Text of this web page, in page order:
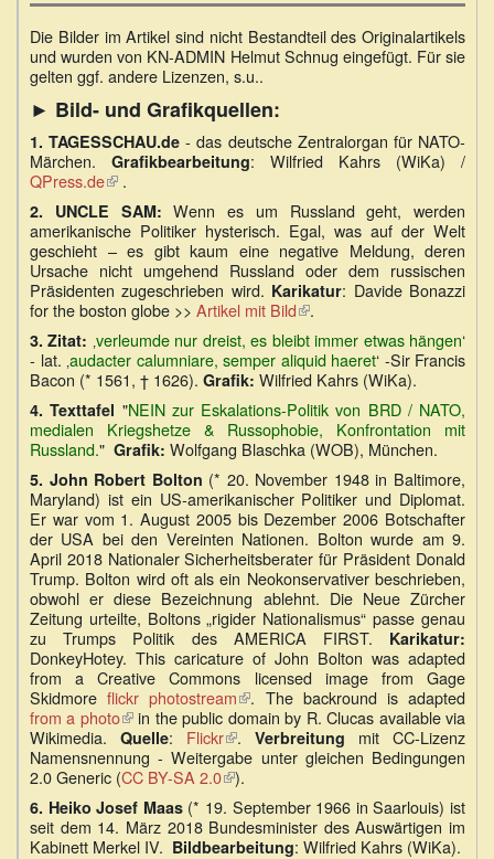
Die Bilder im Artikel sind nicht Bestandteil des Originalartikels
und wurden von KN-ADMIN Helmut Schnug eingefügt. Für sie
gelten ggf. andere Lizenzen, s.u..
► Bild- und Grafikquellen:
1. TAGESSCHAU.de - das deutsche Zentralorgan für NATO-
Märchen. Grafikbearbeitung: Wilfried Kahrs (WiKa) /
QPress.de(Link
ist
extern)
.
2. UNCLE SAM: Wenn es um Russland geht, werden
amerikanische Politiker hysterisch. Egal, was auf der Welt
geschieht – es gibt kaum eine negative Meldung, deren
Ursache nicht umgehend Russland oder dem russischen
Präsidenten zugeschrieben wird. Karikatur: Davide Bonazzi
for the boston globe >> Artikel mit Bild(Link
ist
extern)
.
3. Zitat: verleumde nur dreist, es bleibt immer etwas hängen‘
- lat. ‚ audacter calumniare, semper aliquid haeret‘ -Sir Francis
Bacon (* 1561, † 1626). Grafik: Wilfried Kahrs (WiKa).
4. Texttafel "NEIN zur Eskalations-Politik von BRD / NATO,
medialen Kriegshetze & Russophobie, Konfrontation mit
Russland." Grafik: Wolfgang Blaschka (WOB), München.
5. John Robert Bolton (* 20. November 1948 in Baltimore,
Maryland) ist ein US-amerikanischer Politiker und Diplomat.
Er war vom 1. August 2005 bis Dezember 2006 Botschafter
der USA bei den Vereinten Nationen. Bolton wurde am 9.
April 2018 Nationaler Sicherheitsberater für Präsident Donald
Trump. Bolton wird oft als ein Neokonservativer beschrieben,
obwohl er diese Bezeichnung ablehnt. Die Neue Zürcher
Zeitung urteilte, Boltons „rigider Nationalismus“ passe genau
zu Trumps Politik des AMERICA FIRST. Karikatur:
DonkeyHotey. This caricature of John Bolton was adapted
from a Creative Commons licensed image from Gage
Skidmoreflickr photostream(Link
ist
extern)
. The backround is adapted
from a photo(Link
ist
extern)
in the public domain by R. Clucas available via
Wikimedia. Quelle: Flickr(Link
ist
extern)
. Verbreitung mit CC-Lizenz
Namensnennung - Weitergabe unter gleichen Bedingungen
2.0 Generic (CC BY-SA 2.0(Link
ist
extern)
).
6. Heiko Josef Maas(* 19. September 1966 in Saarlouis) ist
seit dem 14. März 2018 Bundesminister des Auswärtigen im
Kabinett Merkel IV. Bildbearbeitung: Wilfried Kahrs (WiKa).